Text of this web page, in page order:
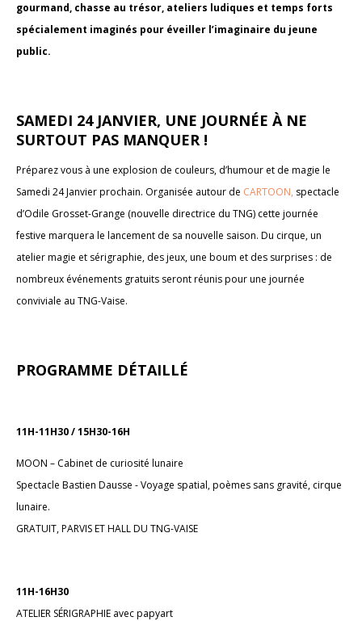
gourmand, chasse au trésor, ateliers ludiques et temps forts
spécialement imaginés pour éveiller l’imaginaire du jeune
public.
SAMEDI 24 JANVIER, UNE JOURNÉE À NE
SURTOUT PAS MANQUER !
Préparez vous à une explosion de couleurs, d’humour et de magie le
Samedi 24 Janvier prochain. Organisée autour de CARTOON, spectacle
d’Odile Grosset-Grange (nouvelle directrice du TNG) cette journée
festive marquera le lancement de sa nouvelle saison. Du cirque, un
atelier magie et sérigraphie, des jeux, une boum et des surprises : de
nombreux événements gratuits seront réunis pour une journée
conviviale au TNG-Vaise.
PROGRAMME DÉTAILLÉ
11H-11H30 / 15H30-16H
MOON – Cabinet de curiosité lunaire
Spectacle Bastien Dausse - Voyage spatial, poèmes sans gravité, cirque
lunaire.
GRATUIT, PARVIS ET HALL DU TNG-VAISE
11H-16H30
ATELIER SÉRIGRAPHIE avec papyart